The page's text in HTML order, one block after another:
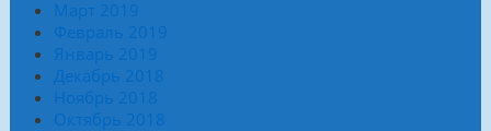
Март 2019
Февраль 2019
Январь 2019
Декабрь 2018
Ноябрь 2018
Октябрь 2018